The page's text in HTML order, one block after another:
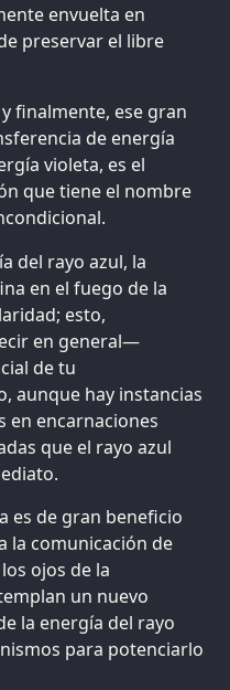
envuelta en
preservar el libre
finalmente, ese gran
de energía
violeta, es el
que tiene el nombre
del rayo azul, la
en el fuego de la
esto,
en general—
de tu
aunque hay instancias
en encarnaciones
que el rayo azul
es de gran beneficio
la comunicación de
ojos de la
un nuevo
la energía del rayo
para potenciarlo